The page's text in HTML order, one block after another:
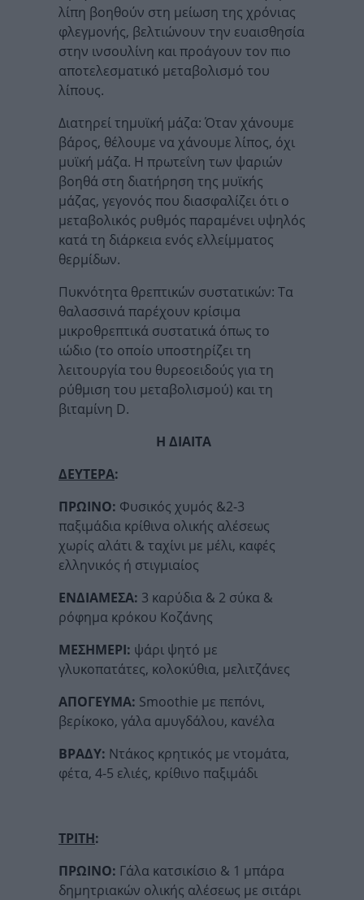
λίπη βοηθούν στη μείωση της χρόνιας
φλεγμονής, βελτιώνουν την ευαισθησία
στην ινσουλίνη και προάγουν τον πιο
αποτελεσματικό μεταβολισμό του
λίπους.
Διατηρεί τημυϊκή μάζα: Όταν χάνουμε
βάρος, θέλουμε να χάνουμε λίπος, όχι
μυϊκή μάζα. Η πρωτεΐνη των ψαριών
βοηθά στη διατήρηση της μυϊκής
μάζας, γεγονός που διασφαλίζει ότι ο
μεταβολικός ρυθμός παραμένει υψηλός
κατά τη διάρκεια ενός ελλείμματος
θερμίδων.
Πυκνότητα θρεπτικών συστατικών: Τα
θαλασσινά παρέχουν κρίσιμα
μικροθρεπτικά συστατικά όπως το
ιώδιο (το οποίο υποστηρίζει τη
λειτουργία του θυρεοειδούς για τη
ρύθμιση του μεταβολισμού) και τη
βιταμίνη D.
Η ΔΙΑΙΤΑ
ΔΕΥΤΕΡΑ:
ΠΡΩΙΝΟ: Φυσικός χυμός &2-3
παξιμάδια κρίθινα ολικής αλέσεως
χωρίς αλάτι & ταχίνι με μέλι, καφές
ελληνικός ή στιγμιαίος
ΕΝΔΙΑΜΕΣΑ: 3 καρύδια & 2 σύκα &
ρόφημα κρόκου Κοζάνης
ΜΕΣΗΜΕΡΙ: ψάρι ψητό με
γλυκοπατάτες, κολοκύθια, μελιτζάνες
ΑΠΟΓΕΥΜΑ: Smoothie με πεπόνι,
βερίκοκο, γάλα αμυγδάλου, κανέλα
ΒΡΑΔΥ: Ντάκος κρητικός με ντομάτα,
φέτα, 4-5 ελιές, κρίθινο παξιμάδι
ΤΡΙΤΗ:
ΠΡΩΙΝΟ: Γάλα κατσικίσιο & 1 μπάρα
δημητριακών ολικής αλέσεως με σιτάρι